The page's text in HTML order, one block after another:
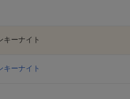
キーナイト
キーナイト